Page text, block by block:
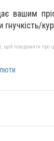
вашим
щоб повідомити про